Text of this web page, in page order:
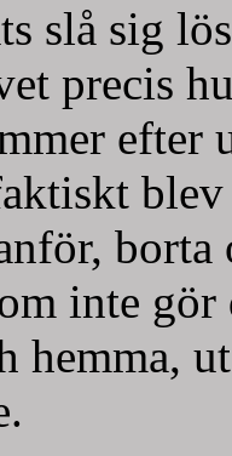
slå sig
precis
efter
borta
inte
hemma,